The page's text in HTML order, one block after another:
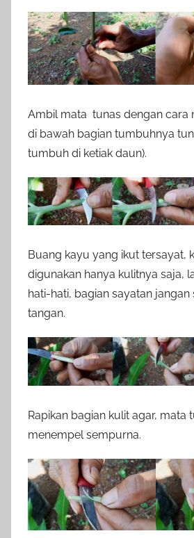
Ambil mata tunas dengan cara
di bawah bagian tumbuhnya
tumbuh di ketiak daun).
Buang kayu yang ikut tersayat,
digunakan hanya kulitnya saja,
hati-hati, bagian sayatan
tangan.
Rapikan bagian kulit agar, mata
menempel sempurna.